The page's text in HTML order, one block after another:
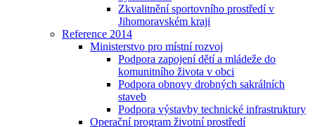
Zkvalitnění sportovního prostředí v
Jihomoravském kraji
Reference 2014
Ministerstvo pro místní rozvoj
Podpora zapojení dětí a mládeže do
komunitního života v obci
Podpora obnovy drobných sakrálních
staveb
Podpora výstavby technické infrastruktury
Operační program životní prostředí